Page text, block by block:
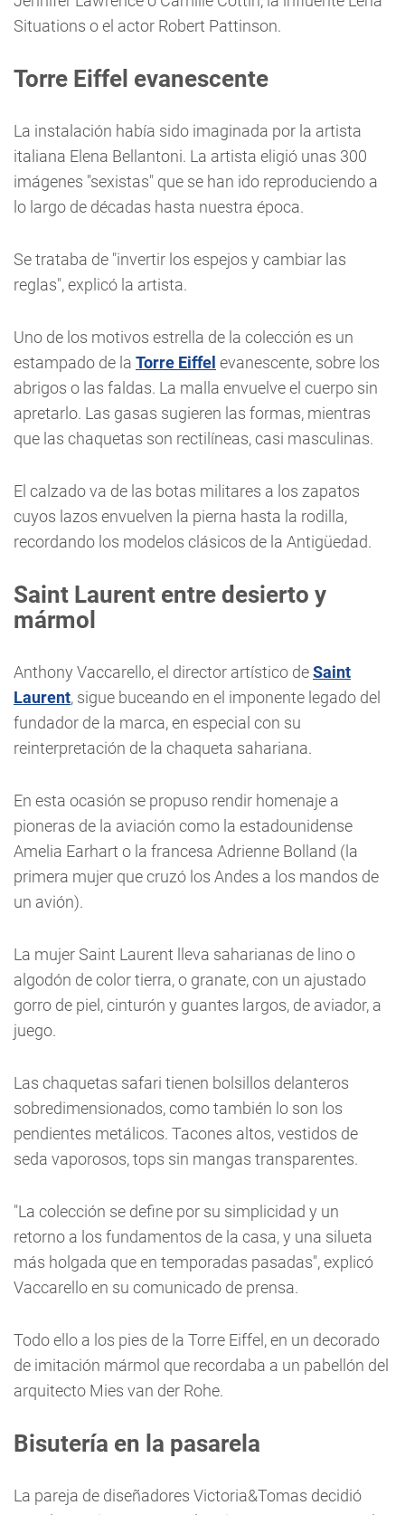
Situations o el actor Robert Pattinson.
Torre Eiffel evanescente
La instalación había sido imaginada por la artista
italiana Elena Bellantoni. La artista eligió unas 300
imágenes "sexistas" que se han ido reproduciendo a
lo largo de décadas hasta nuestra época.
Se trataba de "invertir los espejos y cambiar las
reglas", explicó la artista.
Uno de los motivos estrella de la colección es un
estampado de la Torre Eiffel evanescente, sobre los
abrigos o las faldas. La malla envuelve el cuerpo sin
apretarlo. Las gasas sugieren las formas, mientras
que las chaquetas son rectilíneas, casi masculinas.
El calzado va de las botas militares a los zapatos
cuyos lazos envuelven la pierna hasta la rodilla,
recordando los modelos clásicos de la Antigüedad.
Saint Laurent entre desierto y
mármol
Anthony Vaccarello, el director artístico deSaint
Laurent, sigue buceando en el imponente legado del
fundador de la marca, en especial con su
reinterpretación de la chaqueta sahariana.
En esta ocasión se propuso rendir homenaje a
pioneras de la aviación como la estadounidense
Amelia Earhart o la francesa Adrienne Bolland (la
primera mujer que cruzó los Andes a los mandos de
un avión).
La mujer Saint Laurent lleva saharianas de lino o
algodón de color tierra, o granate, con un ajustado
gorro de piel, cinturón y guantes largos, de aviador, a
juego.
Las chaquetas safari tienen bolsillos delanteros
sobredimensionados, como también lo son los
pendientes metálicos. Tacones altos, vestidos de
seda vaporosos, tops sin mangas transparentes.
"La colección se define por su simplicidad y un
retorno a los fundamentos de la casa, y una silueta
más holgada que en temporadas pasadas", explicó
Vaccarello en su comunicado de prensa.
Todo ello a los pies de la Torre Eiffel, en un decorado
de imitación mármol que recordaba a un pabellón del
arquitecto Mies van der Rohe.
Bisutería en la pasarela
La pareja de diseñadores Victoria&Tomas decidió